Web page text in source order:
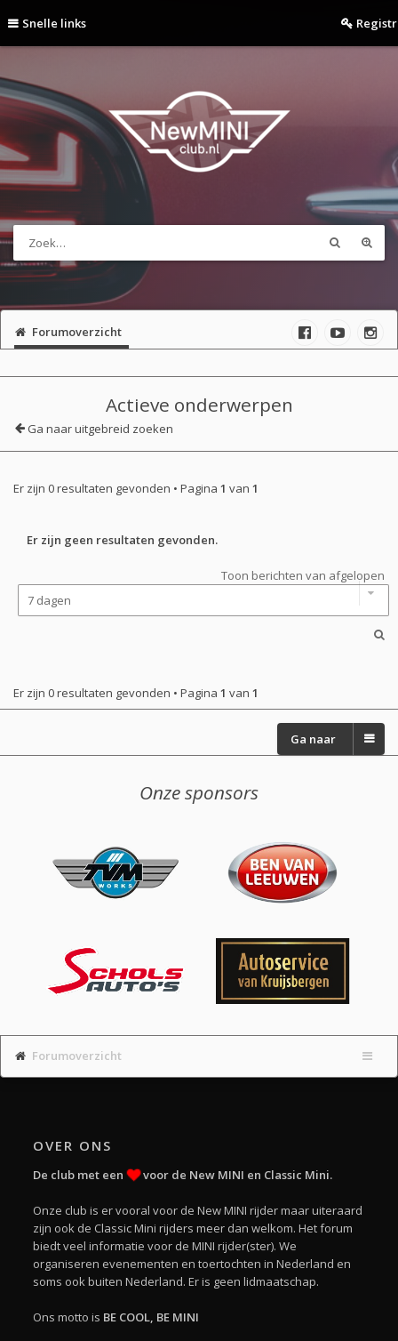
Snelle links
Forumoverzicht
Actieve onderwerpen
Ga naar uitgebreid zoeken
Er zijn 0 resultaten gevonden • Pagina 1 van 1
Er zijn geen resultaten gevonden.
Toon berichten van afgelopen
Er zijn 0 resultaten gevonden • Pagina 1 van 1
Ga naar
Onze sponsors
Forumoverzicht
OVER ONS
De club met een voor de New MINI en Classic Mini.
Onze club is er vooral voor de New MINI rijder maar uiteraard
zijn ook de Classic Mini rijders meer dan welkom. Het forum
biedt veel informatie voor de MINI rijder(ster). We
organiseren evenementen en toertochten in Nederland en
soms ook buiten Nederland. Er is geen lidmaatschap.
Ons motto is BE COOL, BE MINI